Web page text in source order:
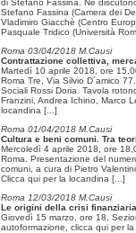
di Stefano Fassina. Ne
Stefano Fassina (Camera dei
Vladimiro Giacchè (Centro
Pasquale Tridico (Università
Roma 03/04/2018 M.Causi
Contrattazione collettiva,
Martedì 10 aprile 2018, ore
Roma Tre, Via Silvio D´amico
Sociali Rossi Doria. Tavola
Franzini, Andrea Ichino, Marco
locandina [...]
Roma 01/04/2018 M.Causi
Cultura e beni comuni. Tra
Mercoledì 4 aprile 2018, ore
Roma. Presentazione del
comuni, a cura di Pietro
Clicca qui per la locandina [...]
Roma 12/03/2018 M.Causi
Le origini della crisi
Giovedì 15 marzo, ore 18,
autoformazione, clicca qui per